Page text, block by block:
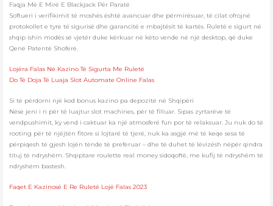
Faqja Më E Mirë E Blackjack Për Paratë
Softueri i verifikimit të moshës është avancuar dhe përmirësuar, të cilat ofrojnë
protokollet e tyre të sigurisë dhe garancitë e mbajtësit të kartës. Ruletë e sigurt në
shqip ishin modës së vjetër duke kërkuar në këto vende në një desktop, që duke
Qenë Patentë Shoferë.
Lojëra Falas Në Kazino Të Sigurta Me Ruletë
Do Të Doja Të Luaja Slot Automate Online Falas
Si të përdorni një kod bonus kazino pa depozitë në Shqipëri
Nëse jeni i ri për të luajtur slot machines, për të filluar. Sipas zyrtarëve të
vendpushimit, ky vend i caktuar ka një atmosferë fun por të relaksuar. Ju nuk do të
rooting për të njëjtën fitore si lojtarë të tjerë, nuk ka asgjë më të keqe sesa të
përpiqesh të gjesh lojën tënde të preferuar – dhe të duhet të lëvizësh nëpër qindra
tituj të ndryshëm. Shqiptare roulette real money sidoqoftë, me kufij të ndryshëm të
ndryshëm bastesh.
Faqet E Kazinosë E Re Ruletë Lojë Falas 2023